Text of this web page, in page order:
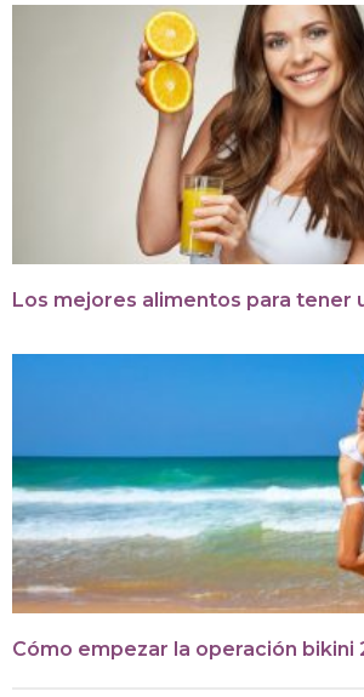
Los mejores alimentos para tener
Cómo empezar la operación bikini